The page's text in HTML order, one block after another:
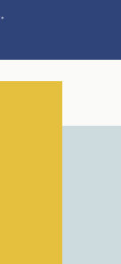
.